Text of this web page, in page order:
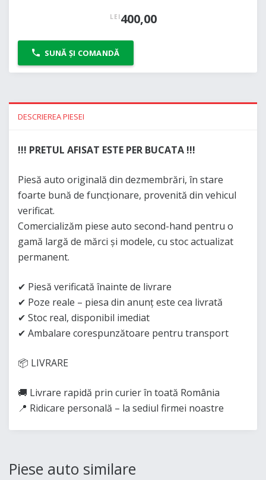
LEI400,00
SUNĂ ȘI COMANDĂ
DESCRIEREA PIESEI
!!! PRETUL AFISAT ESTE PER BUCATA !!!
Piesă auto originală din dezmembrări, în stare
foarte bună de funcționare, provenită din vehicul
verificat.
Comercializăm piese auto second-hand pentru o
gamă largă de mărci și modele, cu stoc actualizat
permanent.
✔ Piesă verificată înainte de livrare
✔ Poze reale – piesa din anunț este cea livrată
✔ Stoc real, disponibil imediat
✔ Ambalare corespunzătoare pentru transport
📦 LIVRARE
🚚 Livrare rapidă prin curier în toată România
📍 Ridicare personală – la sediul firmei noastre
Piese auto similare